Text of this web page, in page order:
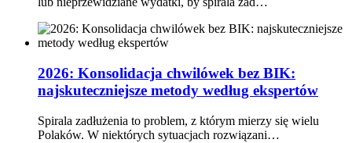
2026: Konsolidacja chwilówek bez BIK:
najskuteczniejsze metody według ekspertów
Spirala zadłużenia to problem, z którym mierzy się wielu
Polaków. W niektórych sytuacjach rozwiązani…